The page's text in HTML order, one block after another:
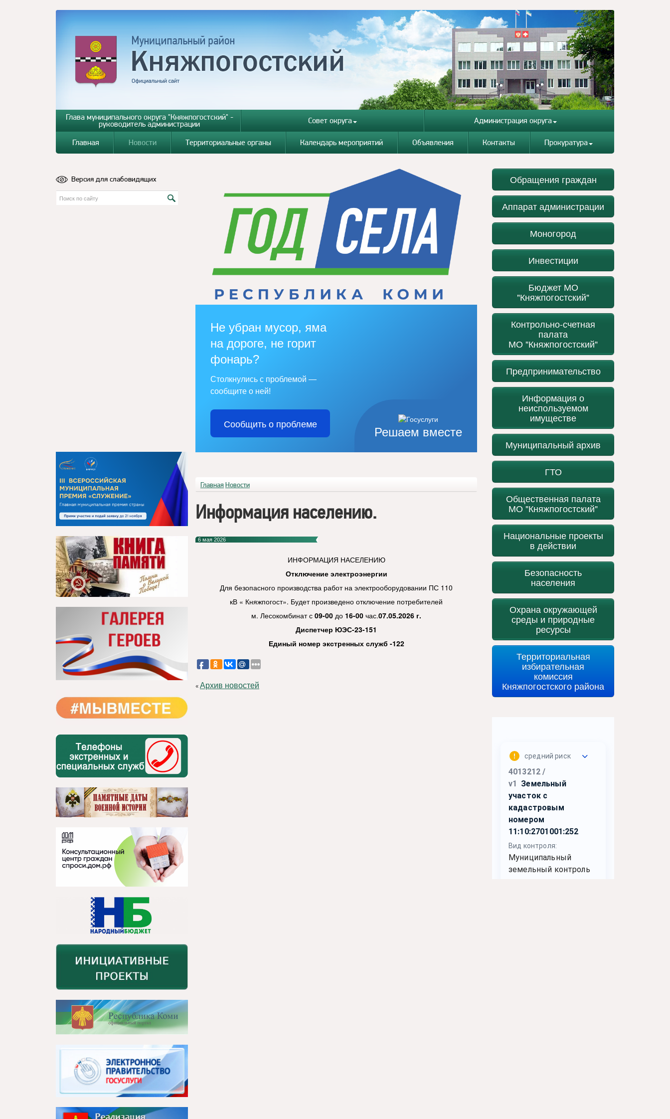
Глава муниципального округа "Княжпогостский" -
руководитель администрации Совет округа Администрация округа
Главная Новости Территориальные органы Календарь мероприятий Объявления Контакты Прокуратура
Версия для слабовидящих
Решаем вместе
Не убран мусор, яма
на дороге, не горит
фонарь?
Столкнулись с проблемой —
сообщите о ней!
Сообщить о проблеме
Главная Новости
Информация населению.
6 мая 2026
ИНФОРМАЦИЯ НАСЕЛЕНИЮ
Отключение электроэнергии
Для безопасного производства работ на электрооборудовании ПС 110
кВ « Княжпогост». Будет произведено отключение потребителей
м. Лесокомбинат с 09-00 до 16-00 час.07.05.2026 г.
Диспетчер ЮЭС-23-151
Единый номер экстренных служб -122
«Архив новостей
Обращения граждан
Аппарат администрации
Моногород
Инвестиции
Бюджет МО
"Княжпогостский"
Контрольно-счетная
палата
МО "Княжпогостский"
Предпринимательство
Информация о
неиспользуемом
имуществе
Муниципальный архив
ГТО
Общественная палата
МО "Княжпогостский"
Национальные проекты
в действии
Безопасность
населения
Охрана окружающей
среды и природные
ресурсы
Территориальная
избирательная
комиссия
Княжпогостского района